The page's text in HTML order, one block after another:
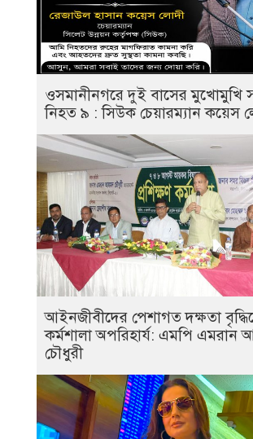
ওসমানীনগরে দুই বাসের মুখোমুখি
নিহত ৯ : সিউক চেয়ারম্যান কয়েস
‎আইনজীবীদের পেশাগত দক্ষতা
কর্মশালা অপরিহার্য: এমপি এমরান
চৌধুরী